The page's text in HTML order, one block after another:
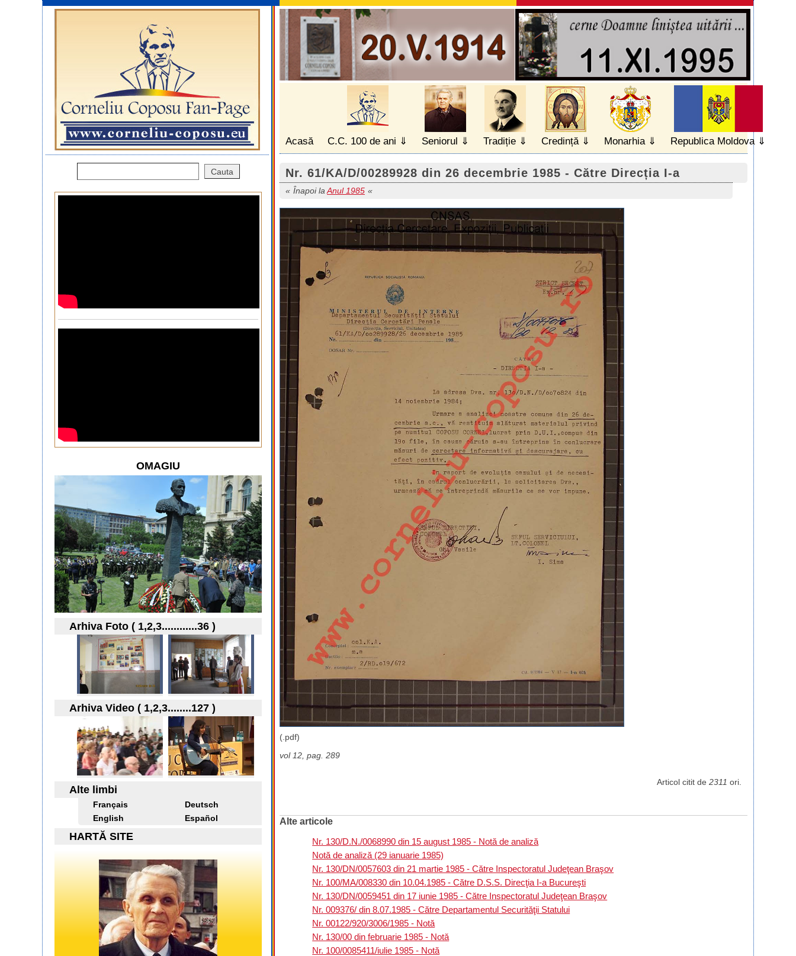
Acasă C.C. 100 de ani Seniorul Tradiție Credință Monarhia Republica Moldova
Nr. 61/KA/D/00289928 din 26 decembrie 1985 - Către Direcția I-a
Înapoi la Anul 1985
(.pdf)
vol 12, pag. 289
Articol citit de 2311 ori.
Alte articole
Nr. 130/D.N./0068990 din 15 august 1985 - Notă de analiză
Notă de analiză (29 ianuarie 1985)
Nr. 130/DN/0057603 din 21 martie 1985 - Către Inspectoratul Judeţean Braşov
Nr. 100/MA/008330 din 10.04.1985 - Către D.S.S. Direcţia I-a Bucureşti
Nr. 130/DN/0059451 din 17 iunie 1985 - Către Inspectoratul Judeţean Braşov
Nr. 009376/ din 8.07.1985 - Către Departamentul Securităţii Statului
Nr. 00122/920/3006/1985 - Notă
Nr. 130/00 din februarie 1985 - Notă
Nr. 100/0085411/iulie 1985 - Notă
OMAGIU
Arhiva Foto ( 1,2,3............36 )
Arhiva Video ( 1,2,3........127 )
Alte limbi
Français
Deutsch
English
Español
HARTĂ SITE